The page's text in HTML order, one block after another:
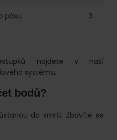
pásu 3
najdete v naší
systému.
bodů?
do smrti. Zbavíte se